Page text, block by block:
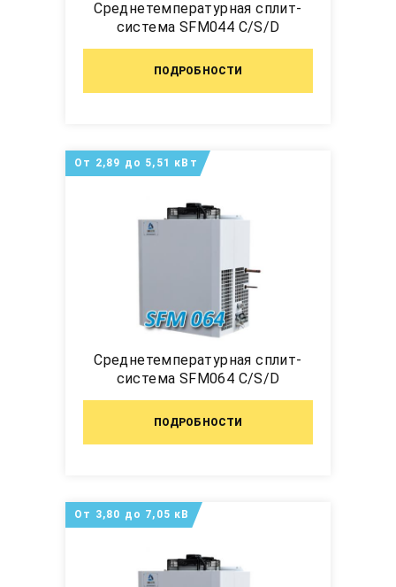
Среднетемпературная сплит-
система SFM044 C/S/D
ПОДРОБНОСТИ
Среднетемпературная сплит-
система SFM064 C/S/D
ПОДРОБНОСТИ
От 2,89 до 5,51 кВт
От 3,80 до 7,05 кВ